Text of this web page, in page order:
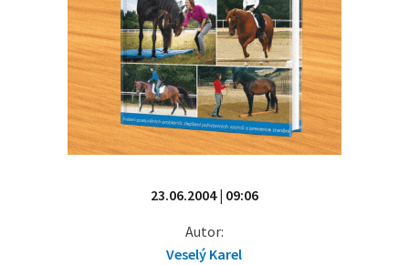
23.06.2004 | 09:06
Autor:
Veselý Karel